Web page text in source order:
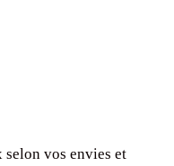
selon vos envies et